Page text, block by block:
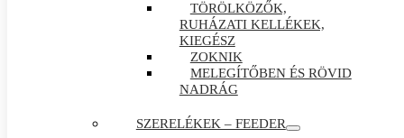
TÖRÖLKÖZŐK,
RUHÁZATI KELLÉKEK,
KIEGÉSZ
ZOKNIK
MELEGÍTŐBEN ÉS RÖVID
NADRÁG
SZERELÉKEK – FEEDER